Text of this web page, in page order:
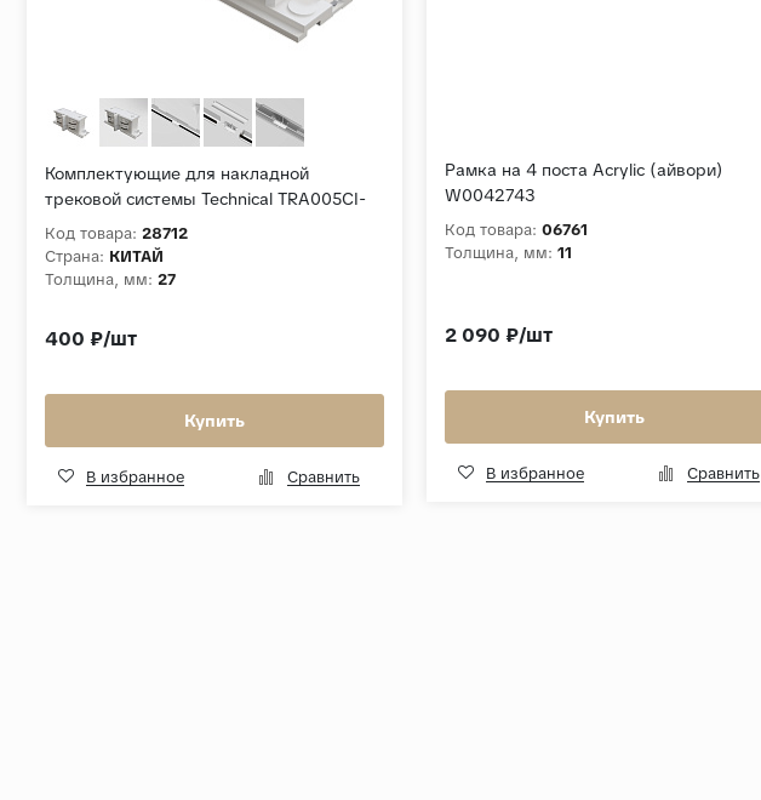
Комплектующие для накладной
трековой системы Technical TRA005CI-
31W
Код товара: 28712
Страна: КИТАЙ
Толщина, мм: 27
400 ₽/шт
Купить
В избранное Сравнить
Рамка на 4 поста Acrylic (айвори)
W0042743
Код товара: 06761
Толщина, мм: 11
2 090 ₽/шт
Купить
В избранное Сравнить